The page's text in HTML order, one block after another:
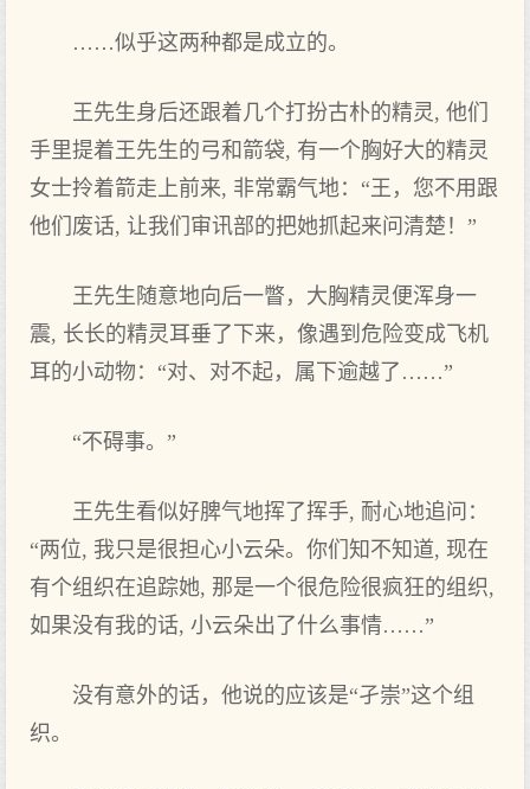
……似乎这两种都是成立的。
王先生身后还跟着几个打扮古朴的精灵, 他们
手里提着王先生的弓和箭袋, 有一个胸好大的精灵
女士拎着箭走上前来, 非常霸气地：“王，您不用跟
他们废话, 让我们审讯部的把她抓起来问清楚！”
王先生随意地向后一瞥，大胸精灵便浑身一
震, 长长的精灵耳垂了下来，像遇到危险变成飞机
耳的小动物：“对、对不起，属下逾越了……”
“不碍事。”
王先生看似好脾气地挥了挥手, 耐心地追问：
“两位, 我只是很担心小云朵。你们知不知道, 现在
有个组织在追踪她, 那是一个很危险很疯狂的组织,
如果没有我的话, 小云朵出了什么事情……”
没有意外的话，他说的应该是“孑崇”这个组
织。